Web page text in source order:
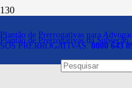
Plantão de Prerrogativas para
Plantão de Prerrogativas da
SOS PRERROGATIVAS:0800 643
É legítima a